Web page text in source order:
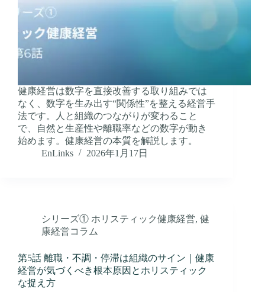
健康経営は数字を直接改善する取り組みでは
なく、数字を生み出す“関係性”を整える経営手
法です。人と組織のつながりが変わること
で、自然と生産性や離職率などの数字が動き
始めます。健康経営の本質を解説します。
EnLinks
2026年1月17日
シリーズ① ホリスティック健康経営, 健
康経営コラム
第5話 離職・不調・停滞は組織のサイン｜健康
経営が気づくべき根本原因とホリスティック
な捉え方